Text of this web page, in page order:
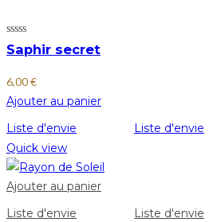
Saphir secret
6,00€
Ajouter au panier
Liste d'envie
Liste d'envie
Quick view
Ajouter au panier
Liste d'envie
Liste d'envie